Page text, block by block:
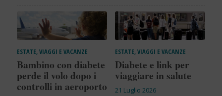
ESTATE, VIAGGI E VACANZE
Bambino con diabete
perde il volo dopo i
controlli in aeroporto
ESTATE, VIAGGI E VACANZE
Diabete e link per
viaggiare in salute
21 Luglio 2026